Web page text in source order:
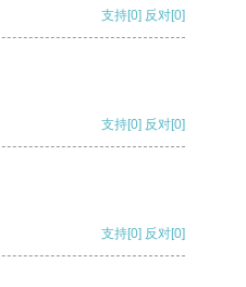
支持[0] 反对[0]
支持[0] 反对[0]
支持[0] 反对[0]